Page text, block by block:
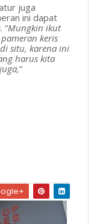
juga
ini dapat
“Mungkin ikut
keris
situ, karena ini
harus kita
”